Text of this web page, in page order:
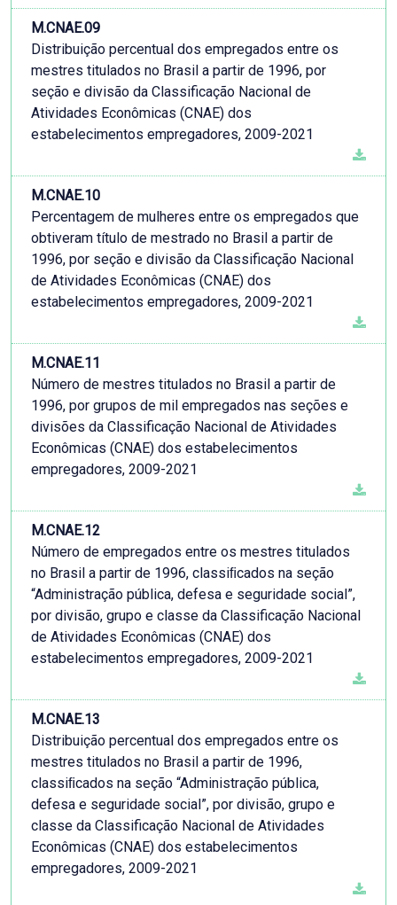
M.CNAE.09
Distribuição percentual dos empregados entre os
mestres titulados no Brasil a partir de 1996, por
seção e divisão da Classificação Nacional de
Atividades Econômicas (CNAE) dos
estabelecimentos empregadores, 2009-2021
M.CNAE.10
Percentagem de mulheres entre os empregados que
obtiveram título de mestrado no Brasil a partir de
1996, por seção e divisão da Classificação Nacional
de Atividades Econômicas (CNAE) dos
estabelecimentos empregadores, 2009-2021
M.CNAE.11
Número de mestres titulados no Brasil a partir de
1996, por grupos de mil empregados nas seções e
divisões da Classificação Nacional de Atividades
Econômicas (CNAE) dos estabelecimentos
empregadores, 2009-2021
M.CNAE.12
Número de empregados entre os mestres titulados
no Brasil a partir de 1996, classiﬁcados na seção
“Administração pública, defesa e seguridade social”,
por divisão, grupo e classe da Classificação Nacional
de Atividades Econômicas (CNAE) dos
estabelecimentos empregadores, 2009-2021
M.CNAE.13
Distribuição percentual dos empregados entre os
mestres titulados no Brasil a partir de 1996,
classiﬁcados na seção “Administração pública,
defesa e seguridade social”, por divisão, grupo e
classe da Classificação Nacional de Atividades
Econômicas (CNAE) dos estabelecimentos
empregadores, 2009-2021